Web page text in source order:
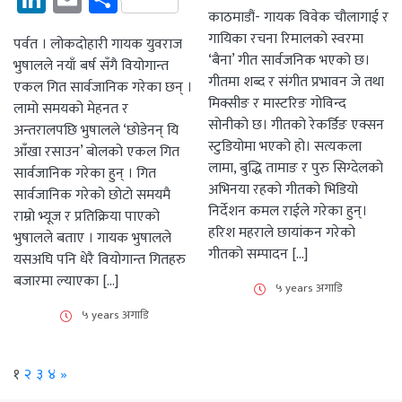
पर्वत । लोकदोहारी गायक युवराज
भुषालले नयाँ बर्ष सँगै वियोगान्त
एकल गित सार्वजानिक गरेका छन् ।
लामो समयको मेहनत र
अन्तरालपछि भुषालले ‘छोडेनन् यि
आँखा रसाउन’ बोलको एकल गित
सार्वजानिक गरेका हुन् । गित
सार्वजानिक गरेको छोटो समयमै
राम्रो भ्यूज र प्रतिक्रिया पाएको
भुषालले बताए । गायक भुषालले
यसअघि पनि धेरै वियोगान्त गितहरु
बजारमा ल्याएका […]
५ years अगाडि
काठमाडौं- गायक विवेक चौलागाई र
गायिका रचना रिमालको स्वरमा
‘बैना’ गीत सार्वजनिक भएको छ।
गीतमा शब्द र संगीत प्रभावन जे तथा
मिक्सीङ र मास्टरिङ गोविन्द
सोनीको छ। गीतको रेकर्डिङ एक्सन
स्टुडियोमा भएको हो। सत्यकला
लामा, बुद्धि तामाङ र पुरु सिग्देलको
अभिनया रहको गीतको भिडियो
निर्देशन कमल राईले गरेका हुन्।
हरिश महराले छायांकन गरेको
गीतको सम्पादन […]
५ years अगाडि
१ २ ३ ४ »